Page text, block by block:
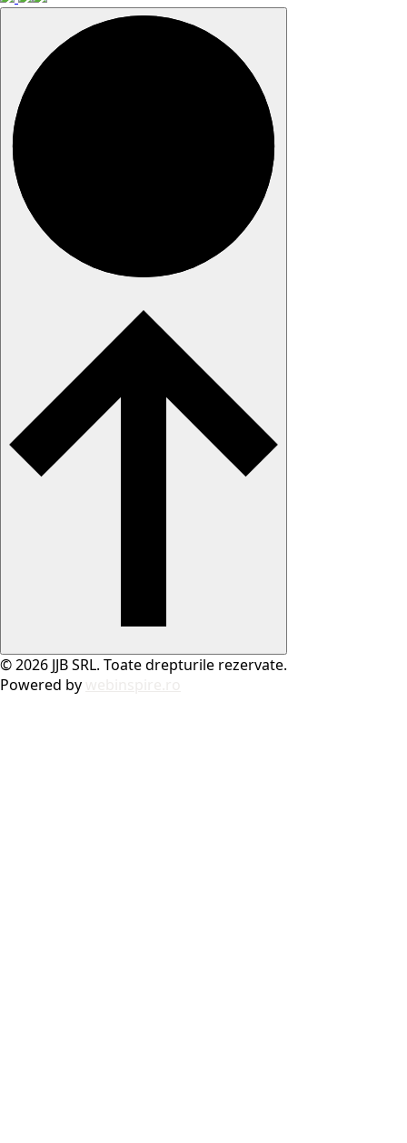
© 2026 JJB SRL. Toate drepturile rezervate.
Powered by